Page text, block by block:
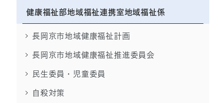
健康福祉部地域福祉連携室地域福祉係
長岡京市地域健康福祉計画
長岡京市地域健康福祉推進委員会
民生委員・児童委員
自殺対策